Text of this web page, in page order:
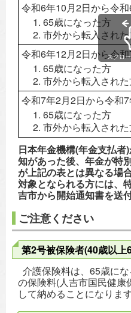
令和6年10月2日から令
65歳になった方
市外から転入され
令和6年12月2日から令
65歳になった方
市外から転入され
令和7年2月2日から令和
65歳になった方
市外から転入され
スクロ
日本年金機構(年金支払
知があった後、年金が特
が上記の表とは異なる場
対象となられる方には、
吉市から開始通知書を送
ご注意ください
第2号被保険者(40歳以
介護保険料は、65歳に
の保険料(人吉市国民健
して納めることになります